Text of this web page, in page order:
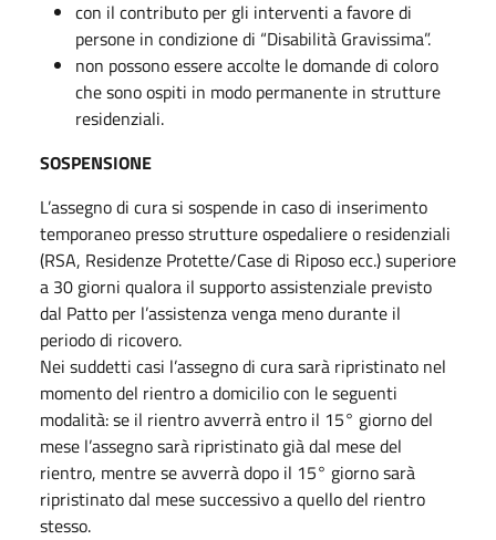
con il contributo per gli interventi a favore di
persone in condizione di “Disabilità Gravissima”.
non possono essere accolte le domande di coloro
che sono ospiti in modo permanente in strutture
residenziali.
SOSPENSIONE
L’assegno di cura si sospende in caso di inserimento
temporaneo presso strutture ospedaliere o residenziali
(RSA, Residenze Protette/Case di Riposo ecc.) superiore
a 30 giorni qualora il supporto assistenziale previsto
dal Patto per l’assistenza venga meno durante il
periodo di ricovero.
Nei suddetti casi l’assegno di cura sarà ripristinato nel
momento del rientro a domicilio con le seguenti
modalità: se il rientro avverrà entro il 15° giorno del
mese l’assegno sarà ripristinato già dal mese del
rientro, mentre se avverrà dopo il 15° giorno sarà
ripristinato dal mese successivo a quello del rientro
stesso.